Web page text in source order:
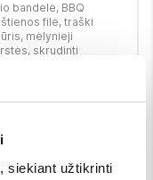
siekiant užtikrinti
bandelė, BBQ
filė, traški
mėlynieji
skrudinti
bandelė, plėšyta